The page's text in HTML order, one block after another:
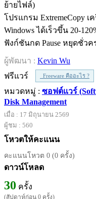
โปรแกรม ExtremeCopy
Windows ได้เร็วขึ้น 20-
ฟังก์ชันกด Pause หยุดชั่วค
ผู้พัฒนา : Kevin Wu
ฟรีแวร์
Freeware คืออะไร ?
หมวดหมู่ : ซอฟต์แวร์
Disk Management
เมื่อ : 17 มิถุนายน 2569
ผู้ชม : 560
โหวตให้คะแนน
คะแนนโหวต 0 (0 ครั้ง)
ดาวน์โหลด
30 ครั้ง
(สัปดาห์ก่อน 0 ครั้ง)